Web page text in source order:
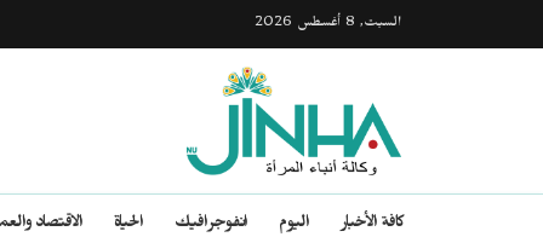
السبت, 8 أغسطس 2026
كافة الأخبار اليوم انفوجرافيك الحياة الاقتصاد